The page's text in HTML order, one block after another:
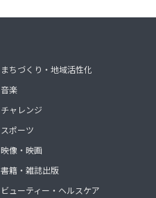
まちづくり・地域活性化
音楽
チャレンジ
スポーツ
映像・映画
書籍・雑誌出版
ビューティー・ヘルスケア